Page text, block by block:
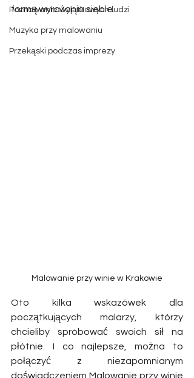
Poznawanie wyjątkowych ludzi
Muzyka przy malowaniu
Przekąski podczas imprezy
formą wyrażania siebie.
Malowanie przy winie w Krakowie
Oto kilka wskazówek dla
początkujących malarzy, którzy
chcieliby spróbować swoich sił na
płótnie. I co najlepsze, można to
połączyć z niezapomnianym